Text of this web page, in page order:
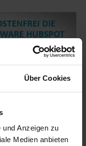
Über Cookies
Anzeigen zu
Medien anbieten